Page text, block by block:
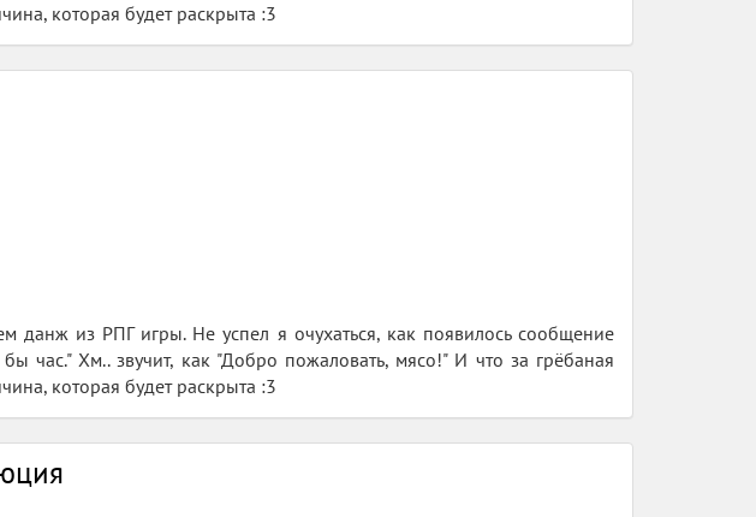
которая будет раскрыта :3
данж из РПГ игры. Не успел я очухаться, как появилось сообщение
час." Хм.. звучит, как "Добро пожаловать, мясо!" И что за грёбаная
которая будет раскрыта :3